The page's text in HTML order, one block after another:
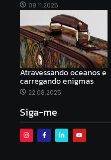
08.11.2025
Atravessando oceanos e
carregando enigmas
22.08.2025
Siga-me